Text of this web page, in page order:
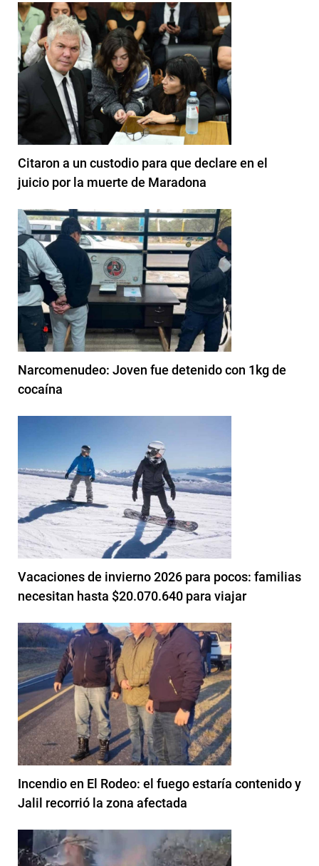
Citaron a un custodio para que declare en el
juicio por la muerte de Maradona
Narcomenudeo: Joven fue detenido con 1kg de
cocaína
Vacaciones de invierno 2026 para pocos: familias
necesitan hasta $20.070.640 para viajar
Incendio en El Rodeo: el fuego estaría contenido y
Jalil recorrió la zona afectada